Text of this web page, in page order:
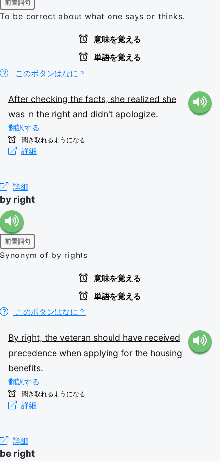
前置詞句
To be correct about what one says or thinks.
意味を覚える
単語を覚える
このボタンはなに？
After checking the facts, she realized she
was in the right and didn't apologize.
翻訳する
聞き取れるようになる
詳細
詳細
by right
前置詞句
Synonym of by rights
意味を覚える
単語を覚える
このボタンはなに？
By right, the veteran should have received
precedence when applying for the housing
benefits.
翻訳する
聞き取れるようになる
詳細
詳細
be right